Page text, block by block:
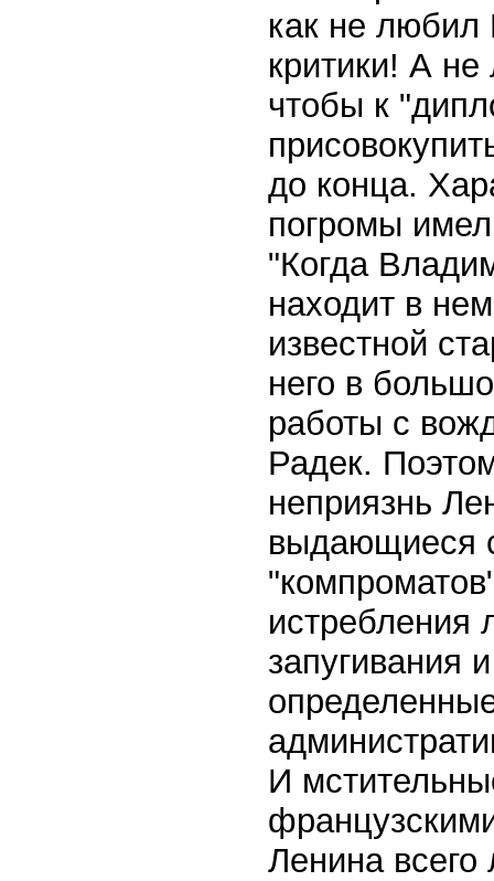
как не
критики! А
чтобы к
до конца.
погромы
"Когда
находит в
известной
него в
работы с
Радек.
неприязнь
выдающиеся
истребления
запугивания
И
Ленина всего